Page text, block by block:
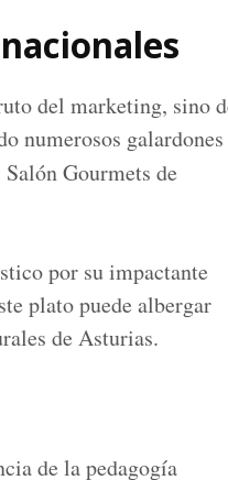
del marketing, sino
numerosos galardones
Gourmets de
por su impactante
plato puede albergar
de Asturias.
de la pedagogía